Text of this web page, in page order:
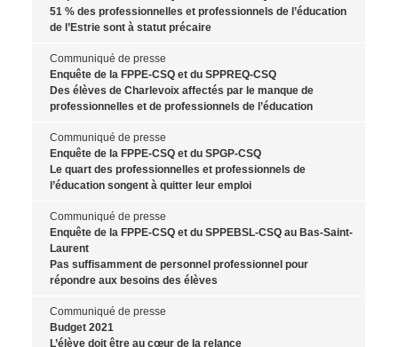
51 % des professionnelles et professionnels de l’éducation
de l’Estrie sont à statut précaire
Communiqué de presse
Enquête de la FPPE-CSQ et du SPPREQ-CSQ
Des élèves de Charlevoix affectés par le manque de
professionnelles et de professionnels de l’éducation
Communiqué de presse
Enquête de la FPPE-CSQ et du SPGP-CSQ
Le quart des professionnelles et professionnels de
l’éducation songent à quitter leur emploi
Communiqué de presse
Enquête de la FPPE-CSQ et du SPPEBSL-CSQ au Bas-Saint-
Laurent
Pas suffisamment de personnel professionnel pour
répondre aux besoins des élèves
Communiqué de presse
Budget 2021
L’élève doit être au cœur de la relance